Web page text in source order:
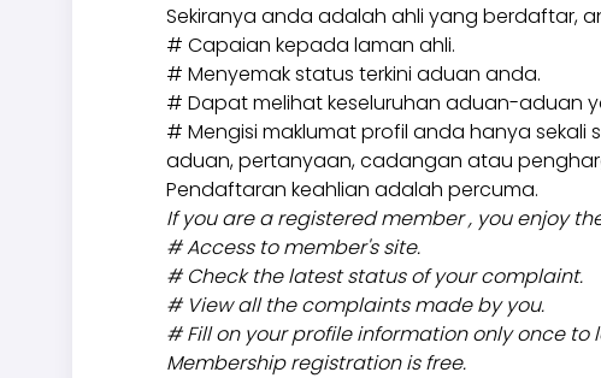
Sekiranya anda adalah ahli yang berdaftar,
# Capaian kepada laman ahli.
# Menyemak status terkini aduan anda.
# Dapat melihat keseluruhan aduan-aduan
# Mengisi maklumat profil anda hanya sekali
aduan, pertanyaan, cadangan atau
Pendaftaran keahlian adalah percuma.
If you are a registered member , you enjoy
# Access to member's site.
# Check the latest status of your complaint.
# View all the complaints made by you.
# Fill on your profile information only once
Membership registration is free.